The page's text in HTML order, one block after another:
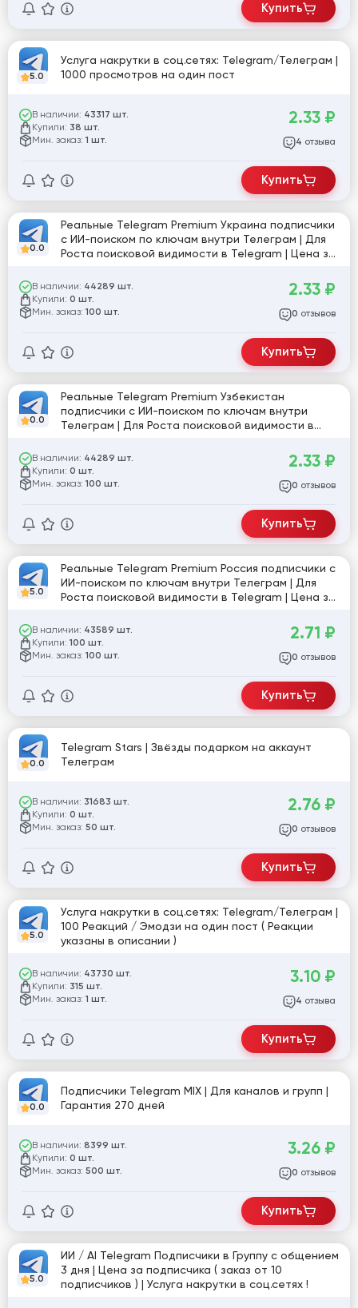
Купить
5.0
Услуга накрутки в соц.сетях: Telegram/Телеграм |
1000 просмотров на один пост
В наличии: 43317 шт.
Купили: 38 шт.
Мин. заказ: 1 шт.
2.33 ₽
4 отзыва
Купить
0.0
Реальные Telegram Premium Украина подписчики
с ИИ-поиском по ключам внутри Телеграм | Для
Роста поисковой видимости в Telegram | Цена за
В наличии: 44289 шт.
Купили: 0 шт.
Мин. заказ: 100 шт.
2.33 ₽
0 отзывов
Купить
0.0
Реальные Telegram Premium Узбекистан
подписчики с ИИ-поиском по ключам внутри
Телеграм | Для Роста поисковой видимости в
подписчиков )
В наличии: 44289 шт.
Купили: 0 шт.
Мин. заказ: 100 шт.
2.33 ₽
0 отзывов
Купить
5.0
Реальные Telegram Premium Россия подписчики с
ИИ-поиском по ключам внутри Телеграм | Для
Роста поисковой видимости в Telegram | Цена за
В наличии: 43589 шт.
Купили: 100 шт.
Мин. заказ: 100 шт.
2.71 ₽
0 отзывов
Купить
0.0
Telegram Stars | Звёзды подарком на аккаунт
Телеграм
В наличии: 31683 шт.
Купили: 0 шт.
Мин. заказ: 50 шт.
2.76 ₽
0 отзывов
Купить
5.0
Услуга накрутки в соц.сетях: Telegram/Телеграм |
100 Реакций / Эмодзи на один пост ( Реакции
указаны в описании )
В наличии: 43730 шт.
Купили: 315 шт.
Мин. заказ: 1 шт.
3.10 ₽
4 отзыва
Купить
0.0
Подписчики Telegram MIX | Для каналов и групп |
Гарантия 270 дней
В наличии: 8399 шт.
Купили: 0 шт.
Мин. заказ: 500 шт.
3.26 ₽
0 отзывов
Купить
5.0
ИИ / AI Telegram Подписчики в Группу с общением
3 дня | Цена за подписчика ( заказ от 10
подписчиков ) | Услуга накрутки в соц.сетях !